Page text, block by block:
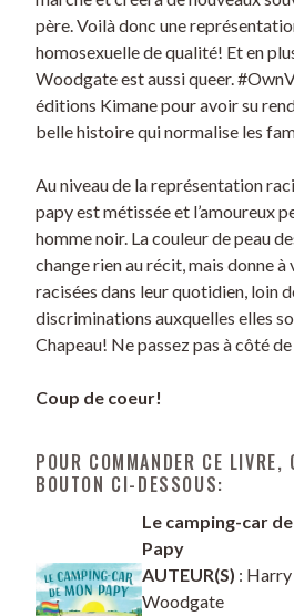
père. Voilà donc une
homosexuelle de qualité! Et en
Woodgate est aussi queer.
éditions Kimane pour avoir su
belle histoire qui normalise les
Au niveau de la représentation
papy est métissée et l’amoureux
homme noir. La couleur de peau
change rien au récit, mais donne à
racisées dans leur quotidien, loin
discriminations auxquelles elles
Chapeau! Ne passez pas à côté
Coup de coeur!
POUR COMMANDER CE LIVRE,
BOUTON CI-DESSOUS:
Le camping-car
Papy
AUTEUR(S) : Harry
Woodgate